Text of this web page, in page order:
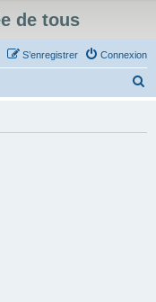
de tous
Connexion
S’enregistrer